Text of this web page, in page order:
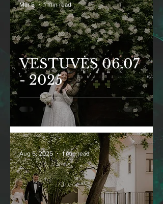
VESTUVĖS 06.07
- 2025
Mar 5 1 min read
Aug 5, 2025 1 min read